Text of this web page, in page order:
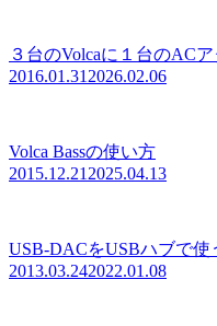
３台のVolcaに１台のAC
2016.01.31 2026.02.06
Volca Bassの使い方
2015.12.21 2025.04.13
USB-DACをUSBハブで使
2013.03.242022.01.08